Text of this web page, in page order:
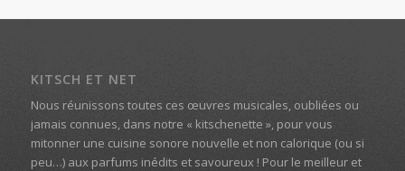
KITSCH ET NET
Nous réunissons toutes ces œuvres musicales, oubliées ou
jamais connues, dans notre « kitschenette », pour vous
mitonner une cuisine sonore nouvelle et non calorique (ou si
peu…) aux parfums inédits et savoureux ! Pour le meilleur et